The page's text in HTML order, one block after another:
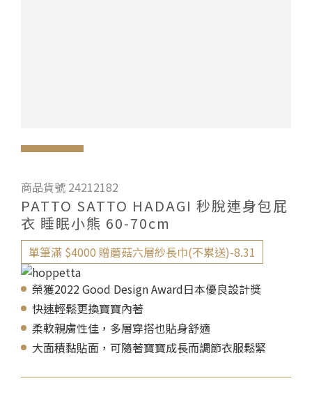
商品貨號 24212182
PATTO SATTO HADAGI 秒脫連身包屁
衣 睡眠小熊 60-70cm
單筆滿 $4000 贈蘑菇六層紗長巾(不累送)-8.31
榮獲2022 Good Design Award日本優良設計獎
快速輕鬆更換寶寶內著
柔軟親膚性佳，多層穿搭也貼身舒適
大面積黏貼面，可隨著寶寶成長而調節衣服鬆緊